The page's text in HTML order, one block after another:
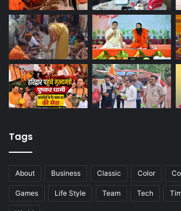
Tags
About Business Classic Color
Games Life Style Team Tech